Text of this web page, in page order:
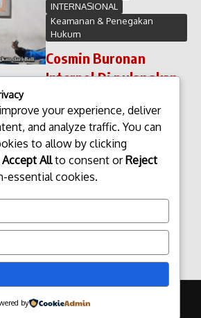
INTERNASIONAL
Keamanan & Penegakan
Hukum
Cosmin Buronan
Interpol Di pulangkan
Cosmin Buronan Interpol Di
pulangkan dari Bali. Kasus
pemulangan Cosmin Buronan
dari Bali menjadi perhatian
publik internasional dalam
berkewarganegaraan asing
admin Januari 27, 2026
Read More
Terbaru Bali Portal News | Powered by
your experience, deliver
and analyze traffic. You can
to allow by clicking
Accept Allto consent orReject
essential cookies.
by